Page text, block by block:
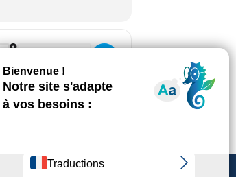
Destination Address - MARCHE